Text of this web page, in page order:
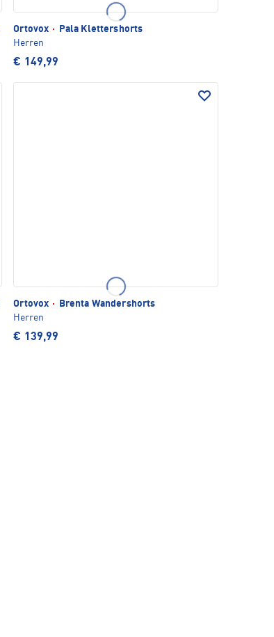
Ortovox ·
Pala Klettershorts
Herren
€ 149,99
Ortovox ·
Brenta Wandershorts
Herren
€ 139,99